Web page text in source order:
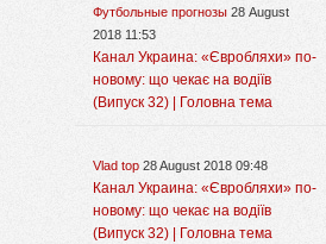
Футбольные прогнозы 28 August
2018 11:53
Канал Украина: «Євробляхи» по-
новому: що чекає на водіїв
(Випуск 32) | Головна тема
Vlad top 28 August 2018 09:48
Канал Украина: «Євробляхи» по-
новому: що чекає на водіїв
(Випуск 32) | Головна тема